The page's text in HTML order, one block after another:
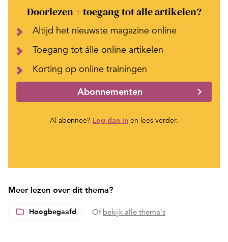
Doorlezen + toegang tot alle artikelen?
Altijd het nieuwste magazine online
Toegang tot álle online artikelen
Korting op online trainingen
Abonnementen
Al abonnee? Log dan in en lees verder.
Meer lezen over dit thema?
Hoogbegaafd Of bekijk alle thema's